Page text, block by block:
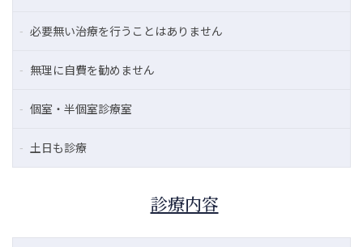
必要無い治療を行うことはありません
無理に自費を勧めません
個室・半個室診療室
土日も診療
診療内容